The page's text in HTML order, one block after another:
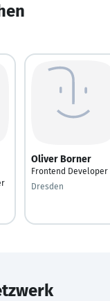
Oliver Borner
Frontend Developer
Dresden